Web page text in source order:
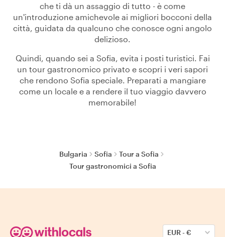
che ti dà un assaggio di tutto - è come
un'introduzione amichevole ai migliori bocconi della
città, guidata da qualcuno che conosce ogni angolo
delizioso.
Quindi, quando sei a Sofia, evita i posti turistici. Fai
un tour gastronomico privato e scopri i veri sapori
che rendono Sofia speciale. Preparati a mangiare
come un locale e a rendere il tuo viaggio davvero
memorabile!
Bulgaria Sofia
Tour a Sofia
Tour gastronomici a Sofia
EUR-€